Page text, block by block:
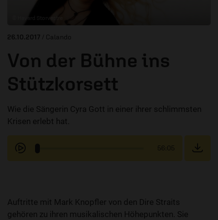
© Havard Storvestre
26.10.2017 / Calando
Von der Bühne ins
Stützkorsett
Wie die Sängerin Cyra Gott in einer ihrer schlimmsten
Krisen erlebt hat.
56:05
Auftritte mit Mark Knopfler von den Dire Straits
gehören zu ihren musikalischen Höhepunkten. Sie